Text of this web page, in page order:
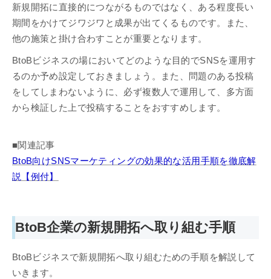
新規開拓に直接的につながるものではなく、ある程度長い
期間をかけてジワジワと成果が出てくるものです。また、
他の施策と掛け合わすことが重要となります。
BtoBビジネスの場においてどのような目的でSNSを運用す
るのか予め設定しておきましょう。また、問題のある投稿
をしてしまわないように、必ず複数人で運用して、多方面
から検証した上で投稿することをおすすめします。
■関連記事
BtoB向けSNSマーケティングの効果的な活用手順を徹底解
説【例付】
BtoB企業の新規開拓へ取り組む手順
BtoBビジネスで新規開拓へ取り組むための手順を解説して
いきます。